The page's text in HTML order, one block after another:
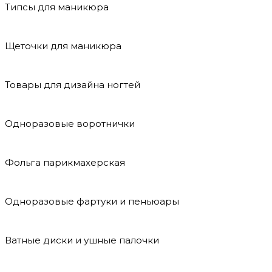
Типсы для маникюра
Щеточки для маникюра
Товары для дизайна ногтей
Одноразовые воротнички
Фольга парикмахерская
Одноразовые фартуки и пеньюары
Ватные диски и ушные палочки